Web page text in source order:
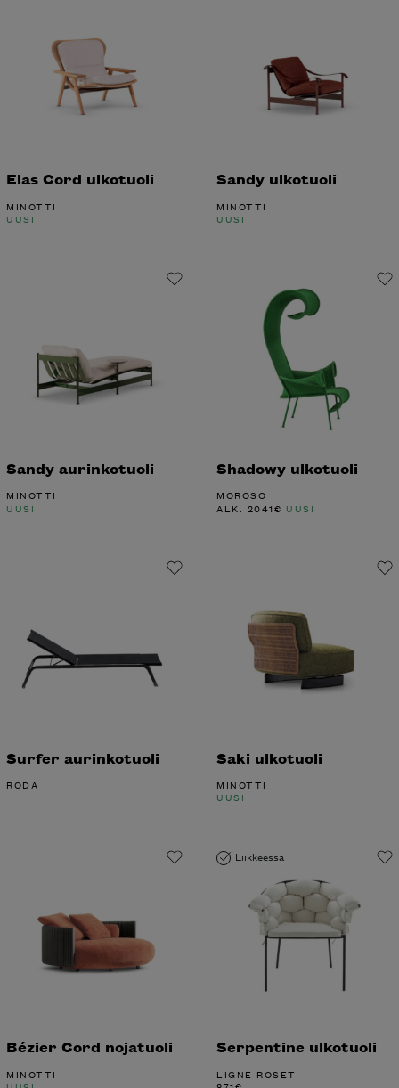
Elas Cord ulkotuoli
MINOTTI
UUSI
Sandy ulkotuoli
MINOTTI
UUSI
Sandy aurinkotuoli
MINOTTI
UUSI
Shadowy ulkotuoli
MOROSO
ALK. 2041€ UUSI
Surfer aurinkotuoli
RODA
Saki ulkotuoli
MINOTTI
UUSI
Bézier Cord nojatuoli
MINOTTI
Liikkeessä
Serpentine ulkotuoli
LIGNE ROSET